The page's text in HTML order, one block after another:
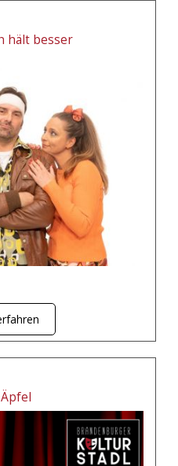
hält besser